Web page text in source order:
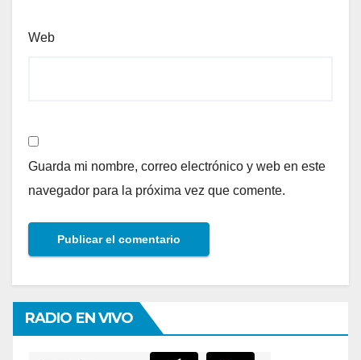
Web
Guarda mi nombre, correo electrónico y web en este
navegador para la próxima vez que comente.
RADIO EN VIVO